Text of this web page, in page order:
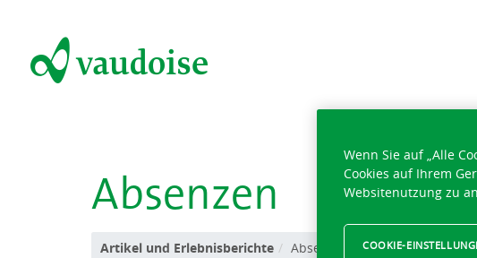
Absenzen
Artikel und Erlebnisberichte Absenzen
Wenn Sie auf „Alle
Cookies auf Ihrem
Websitenutzung zu
COOKIE-